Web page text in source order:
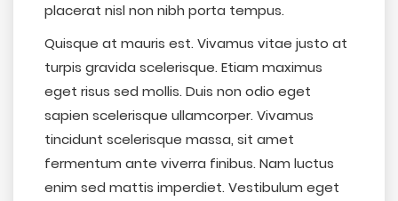
placerat nisl non nibh porta tempus.
Quisque at mauris est. Vivamus vitae justo at
turpis gravida scelerisque. Etiam maximus
eget risus sed mollis. Duis non odio eget
sapien scelerisque ullamcorper. Vivamus
tincidunt scelerisque massa, sit amet
fermentum ante viverra finibus. Nam luctus
enim sed mattis imperdiet. Vestibulum eget